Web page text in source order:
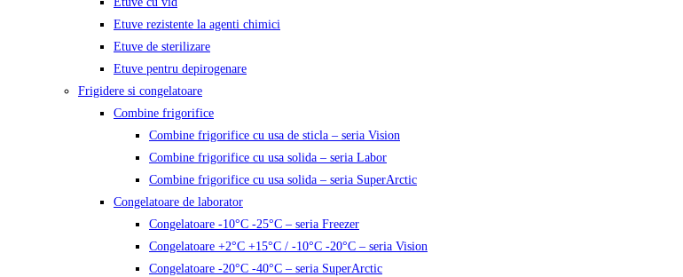
Etuve rezistente la agenti chimici
Etuve de sterilizare
Etuve pentru depirogenare
Frigidere si congelatoare
Combine frigorifice
Combine frigorifice cu usa de sticla – seria Vision
Combine frigorifice cu usa solida – seria Labor
Combine frigorifice cu usa solida – seria SuperArctic
Congelatoare de laborator
Congelatoare -10°C -25°C – seria Freezer
Congelatoare +2°C +15°C / -10°C -20°C – seria Vision
Congelatoare -20°C -40°C – seria SuperArctic